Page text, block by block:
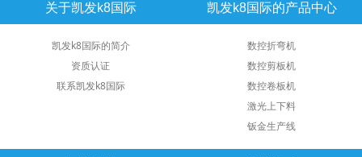
关于凯发k8国际
凯发k8国际的简介
资质认证
联系凯发k8国际
凯发k8国际的产品中心
数控折弯机
数控剪板机
数控卷板机
激光上下料
钣金生产线